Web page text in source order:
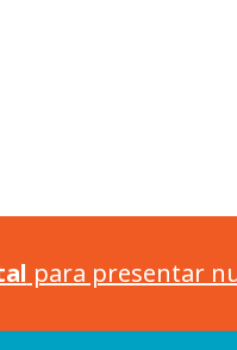
para presentar